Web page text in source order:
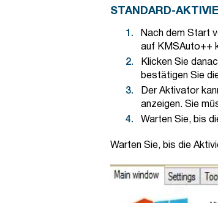
STANDARD-
Nach dem Start
auf KMSAuto++
Klicken Sie
bestätigen Sie
Der Aktivator
anzeigen. Sie
Warten Sie, bis
Warten Sie, bis die